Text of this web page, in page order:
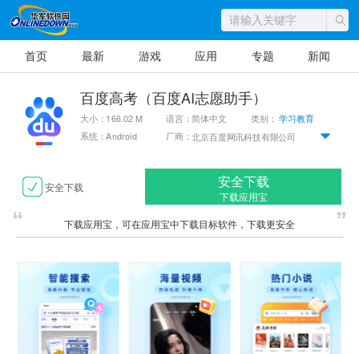
首页 最新 游戏 应用 专题 新闻
百度高考（百度AI志愿助手）
大小：166.02 M 语言：简体中文 类别：学习教育
系统：Android
厂商：北京百度网讯科技有限公司
安全下载 安全下载
下载应用宝
下载应用宝，可在应用宝中下载目标软件，下载更安全